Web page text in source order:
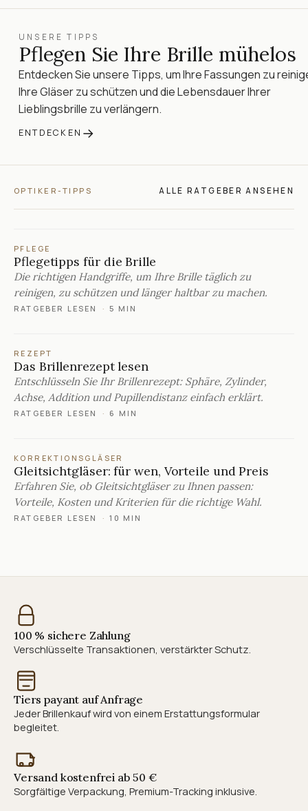
UNSERE TIPPS
Pflegen Sie Ihre Brille mühelos
Entdecken Sie unsere Tipps, um Ihre Fassungen zu
Ihre Gläser zu schützen und die Lebensdauer Ihrer
Lieblingsbrille zu verlängern.
ENTDECKEN →
OPTIKER-TIPPS ALLE RATGEBER ANSEHEN
PFLEGE
Pflegetipps für die Brille
Die richtigen Handgriffe, um Ihre Brille täglich zu
reinigen, zu schützen und länger haltbar zu machen.
RATGEBER LESEN · 5 MIN
REZEPT
Das Brillenrezept lesen
Entschlüsseln Sie Ihr Brillenrezept: Sphäre, Zylinder,
Achse, Addition und Pupillendistanz einfach erklärt.
RATGEBER LESEN · 6 MIN
KORREKTIONSGLÄSER
Gleitsichtgläser: für wen, Vorteile und Preis
Erfahren Sie, ob Gleitsichtgläser zu Ihnen passen:
Vorteile, Kosten und Kriterien für die richtige Wahl.
RATGEBER LESEN · 10 MIN
100 % sichere Zahlung
Verschlüsselte Transaktionen, verstärkter Schutz.
Tiers payant auf Anfrage
Jeder Brillenkauf wird von einem Erstattungsformular
begleitet.
Versand kostenfrei ab 50 €
Sorgfältige Verpackung, Premium-Tracking inklusive.